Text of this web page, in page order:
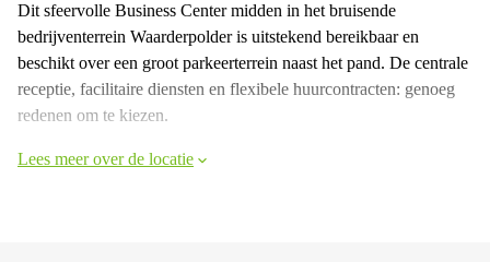
Dit sfeervolle Business Center midden in het bruisende
bedrijventerrein Waarderpolder is uitstekend bereikbaar en
beschikt over een groot parkeerterrein naast het pand. De centrale
receptie, facilitaire diensten en flexibele huurcontracten: genoeg
redenen om te kiezen.
Lees meer over de locatie